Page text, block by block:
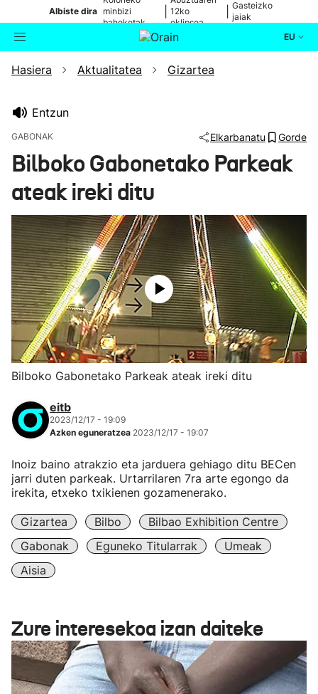
Albiste dira minbizi
baheketak
12ko
eklipsea
Gasteizko
jaiak
EU
Bilatzailea Aktualitatea
Ikusmiran
Eguraldia
Hasiera Aktualitatea Gizartea
Entzun
GABONAK Elkarbanatu Gorde
Bilboko Gabonetako Parkeak
ateak ireki ditu
Bilboko Gabonetako Parkeak ateak ireki ditu
eitb
2023/12/17 - 19:09
Azken eguneratzea 2023/12/17 - 19:07
Inoiz baino atrakzio eta jarduera gehiago ditu BECen
jarri duten parkeak. Urtarrilaren 7ra arte egongo da
irekita, etxeko txikienen gozamenerako.
Gizartea Bilbo
Bilbao Exhibition Centre
Gabonak
Eguneko Titularrak
Umeak
Aisia
Zure interesekoa izan daiteke